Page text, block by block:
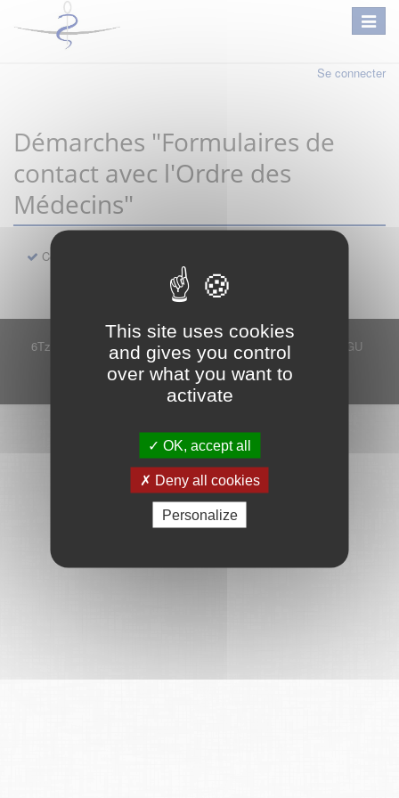
This site uses cookies
and gives you control
over what you want to
activate
OK, accept all
Deny all cookies
Personalize
Se connecter
Démarches "Formulaires de
contact avec l'Ordre des
Médecins"
Contact
6Tzen ©2015 - Tous droits réservés Mentions légales
CGU
Plan du site
FAQ
Contact
Ce service est proposé par6Tzen